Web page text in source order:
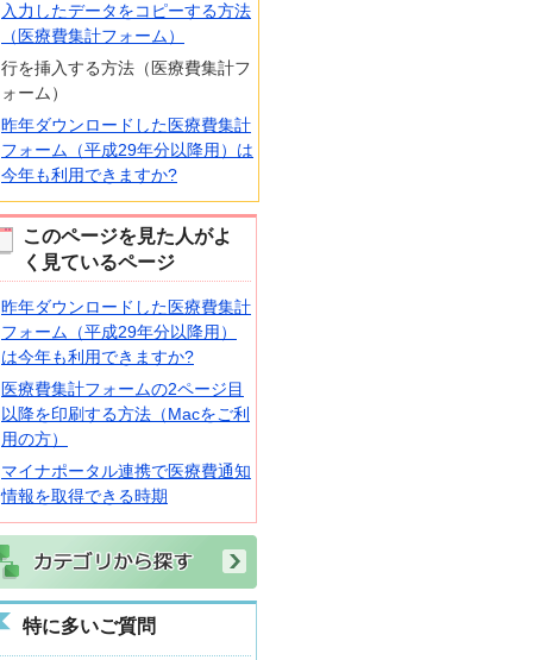
入力したデータをコピーする方法
（医療費集計フォーム）
行を挿入する方法（医療費集計フ
ォーム）
昨年ダウンロードした医療費集計
フォーム（平成29年分以降用）は
今年も利用できますか?
このページを見た人がよ
く見ているページ
昨年ダウンロードした医療費集計
フォーム（平成29年分以降用）
は今年も利用できますか?
医療費集計フォームの2ページ目
以降を印刷する方法（Macをご利
用の方）
マイナポータル連携で医療費通知
情報を取得できる時期
特に多いご質問